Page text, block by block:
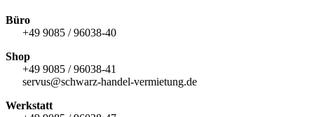
Büro
+49 9085 / 96038-40
Shop
+49 9085 / 96038-41
servus@schwarz-handel-vermietung.de
Werkstatt